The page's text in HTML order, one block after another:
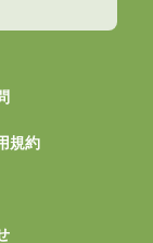
規約